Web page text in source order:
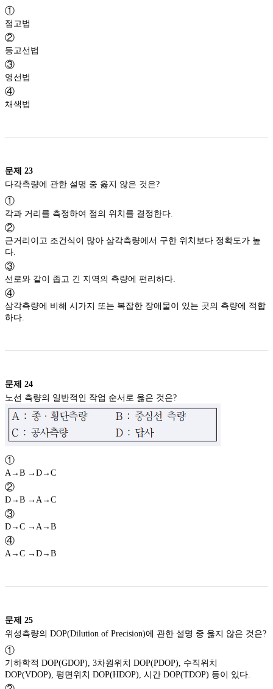
①
점고법
②
등고선법
③
영선법
④
채색법
문제 23
다각측량에 관한 설명 중 옳지 않은 것은?
①
각과 거리를 측정하여 점의 위치를 결정한다.
②
근거리이고 조건식이 많아 삼각측량에서 구한 위치보다 정확도가 높
다.
③
선로와 같이 좁고 긴 지역의 측량에 편리하다.
④
삼각측량에 비해 시가지 또는 복잡한 장애물이 있는 곳의 측량에 적합
하다.
문제 24
노선 측량의 일반적인 작업 순서로 옳은 것은?
①
A→B →D→C
②
D→B →A→C
③
D→C →A→B
④
A→C →D→B
문제 25
위성측량의 DOP(Dilution of Precision)에 관한 설명 중 옳지 않은 것은?
①
기하학적 DOP(GDOP), 3차원위치 DOP(PDOP), 수직위치
DOP(VDOP), 평면위치 DOP(HDOP), 시간 DOP(TDOP) 등이 있다.